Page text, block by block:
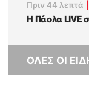
Πριν 44 λεπτά
Η Πάολα LIVE
ΟΛΕΣ ΟΙ